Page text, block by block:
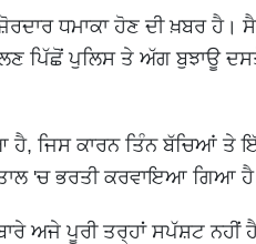
ਧਮਾਕਾ ਹੋਣ ਦੀ ਖ਼ਬਰ ਹੈ।
ਪਿੱਛੋਂ ਪੁਲਿਸ ਤੇ ਅੱਗ ਬੁਝਾਊ
ਹੈ, ਜਿਸ ਕਾਰਨ ਤਿੰਨ ਬੱਚਿਆਂ ਤੇ
'ਚ ਭਰਤੀ ਕਰਵਾਇਆ ਗਿਆ
ਬਾਰੇ ਅਜੇ ਪੂਰੀ ਤਰ੍ਹਾਂ ਸਪੱਸ਼ਟ